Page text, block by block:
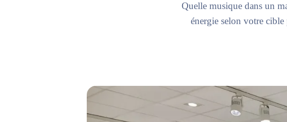
Quelle musique dans un
énergie selon votre cible